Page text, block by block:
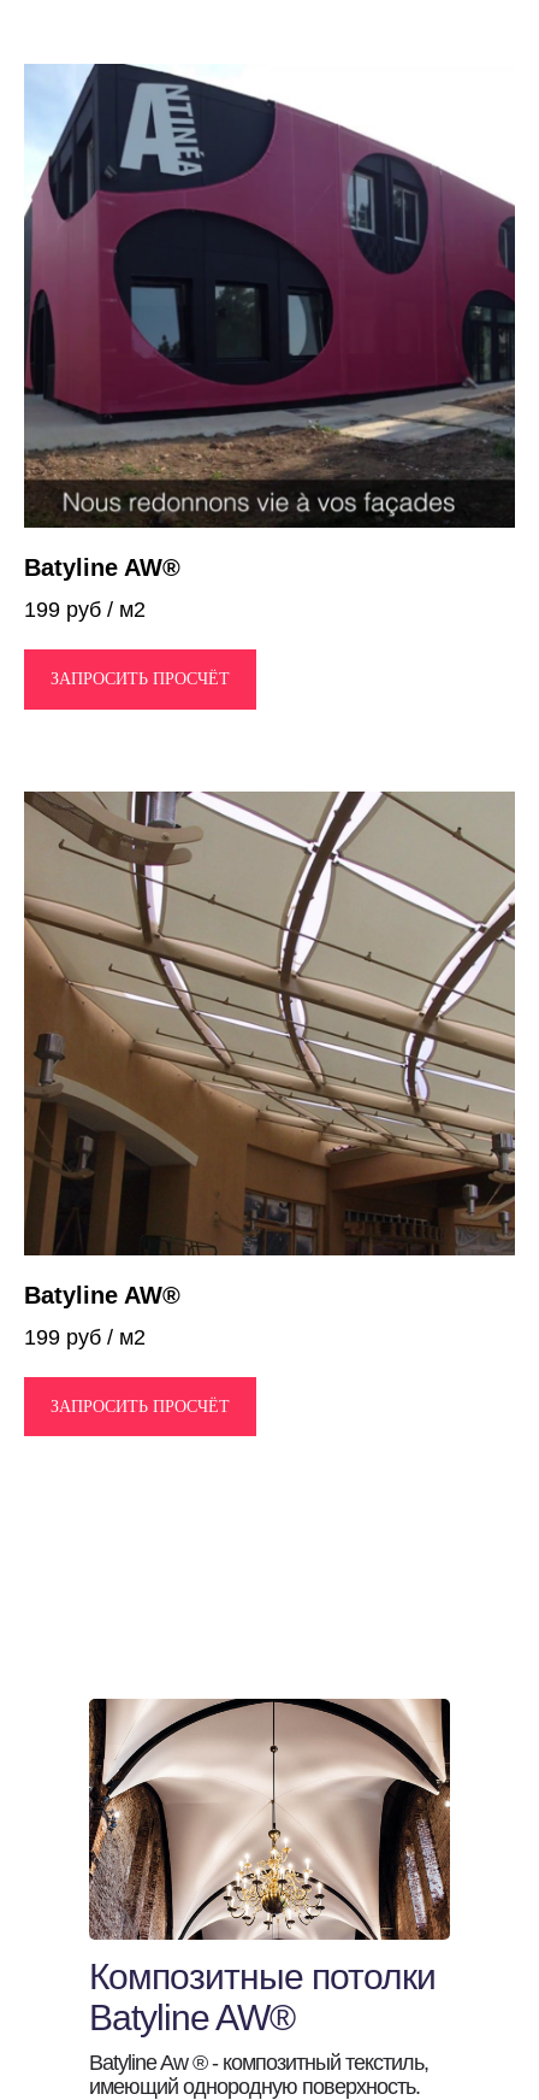
Batyline AW®
199 руб / м2
ЗАПРОСИТЬ ПРОСЧЁТ
Batyline AW®
199 руб / м2
ЗАПРОСИТЬ ПРОСЧЁТ
Композитные потолки
Batyline AW®
Batyline Aw ® - композитный текстиль,
имеющий однородную поверхность.